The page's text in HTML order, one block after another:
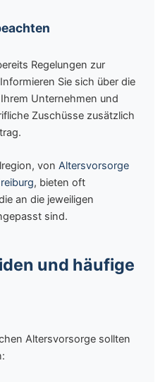
Regelungen zur
Sie sich über die
Unternehmen und
Zuschüsse zusätzlich
vonAltersvorsorge
, bieten oft
an die jeweiligen
sind.
und häufige
Altersvorsorge sollten